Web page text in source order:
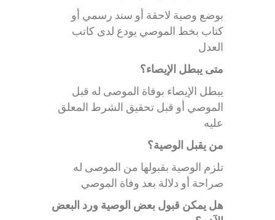
بوضع وصية لاحقة أو سند رسمي أو
كتاب بخط الموصي يودع لدى كاتب
العدل
متى يبطل الإيصاء؟
يبطل الإيصاء بوفاة الموصى له قبل
الموصي أو قبل تحقيق الشرط المعلق
عليه
من يقبل الوصية؟
تلزم الوصية بقبولها من الموصى له
صراحة أو دلالة بعد وفاة الموصي
هل يمكن قبول بعض الوصية ورد البعض